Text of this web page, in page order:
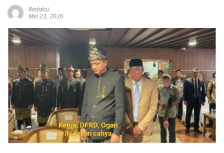
Redaksi
Mei 23, 2026